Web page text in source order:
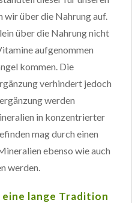
wir über die Nahrung auf.
über die Nahrung nicht
aufgenommen
kommen. Die
verhindert jedoch
werden
in konzentrierter
mag durch einen
ebenso wie auch
werden.
lange Tradition